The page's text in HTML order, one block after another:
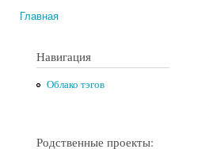
Главная
Навигация
Облако тэгов
Родственные проекты: